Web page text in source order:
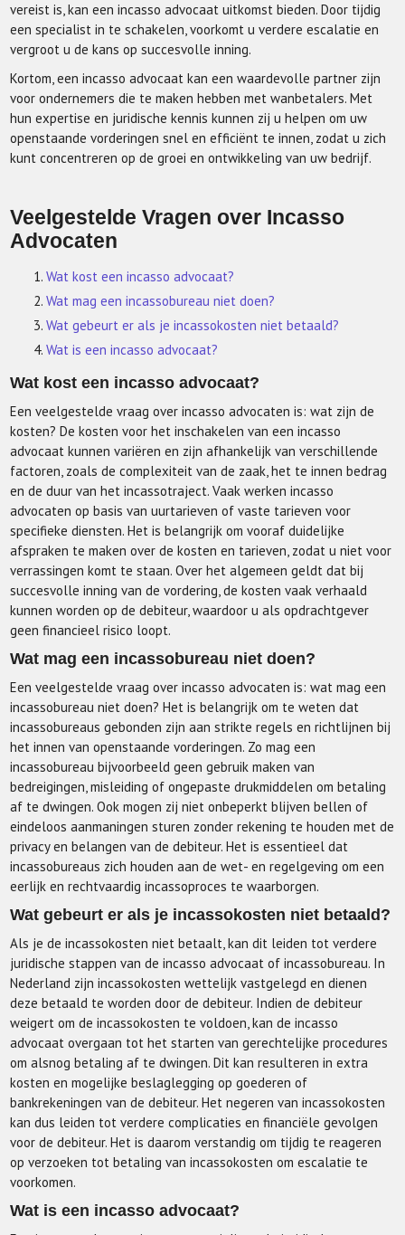
vereist is, kan een incasso advocaat uitkomst bieden. Door tijdig
een specialist in te schakelen, voorkomt u verdere escalatie en
vergroot u de kans op succesvolle inning.
Kortom, een incasso advocaat kan een waardevolle partner zijn
voor ondernemers die te maken hebben met wanbetalers. Met
hun expertise en juridische kennis kunnen zij u helpen om uw
openstaande vorderingen snel en efficiënt te innen, zodat u zich
kunt concentreren op de groei en ontwikkeling van uw bedrijf.
Veelgestelde Vragen over Incasso
Advocaten
Wat kost een incasso advocaat?
Wat mag een incassobureau niet doen?
Wat gebeurt er als je incassokosten niet betaald?
Wat is een incasso advocaat?
Wat kost een incasso advocaat?
Een veelgestelde vraag over incasso advocaten is: wat zijn de
kosten? De kosten voor het inschakelen van een incasso
advocaat kunnen variëren en zijn afhankelijk van verschillende
factoren, zoals de complexiteit van de zaak, het te innen bedrag
en de duur van het incassotraject. Vaak werken incasso
advocaten op basis van uurtarieven of vaste tarieven voor
specifieke diensten. Het is belangrijk om vooraf duidelijke
afspraken te maken over de kosten en tarieven, zodat u niet voor
verrassingen komt te staan. Over het algemeen geldt dat bij
succesvolle inning van de vordering, de kosten vaak verhaald
kunnen worden op de debiteur, waardoor u als opdrachtgever
geen financieel risico loopt.
Wat mag een incassobureau niet doen?
Een veelgestelde vraag over incasso advocaten is: wat mag een
incassobureau niet doen? Het is belangrijk om te weten dat
incassobureaus gebonden zijn aan strikte regels en richtlijnen bij
het innen van openstaande vorderingen. Zo mag een
incassobureau bijvoorbeeld geen gebruik maken van
bedreigingen, misleiding of ongepaste drukmiddelen om betaling
af te dwingen. Ook mogen zij niet onbeperkt blijven bellen of
eindeloos aanmaningen sturen zonder rekening te houden met de
privacy en belangen van de debiteur. Het is essentieel dat
incassobureaus zich houden aan de wet- en regelgeving om een
eerlijk en rechtvaardig incassoproces te waarborgen.
Wat gebeurt er als je incassokosten niet betaald?
Als je de incassokosten niet betaalt, kan dit leiden tot verdere
juridische stappen van de incasso advocaat of incassobureau. In
Nederland zijn incassokosten wettelijk vastgelegd en dienen
deze betaald te worden door de debiteur. Indien de debiteur
weigert om de incassokosten te voldoen, kan de incasso
advocaat overgaan tot het starten van gerechtelijke procedures
om alsnog betaling af te dwingen. Dit kan resulteren in extra
kosten en mogelijke beslaglegging op goederen of
bankrekeningen van de debiteur. Het negeren van incassokosten
kan dus leiden tot verdere complicaties en financiële gevolgen
voor de debiteur. Het is daarom verstandig om tijdig te reageren
op verzoeken tot betaling van incassokosten om escalatie te
voorkomen.
Wat is een incasso advocaat?